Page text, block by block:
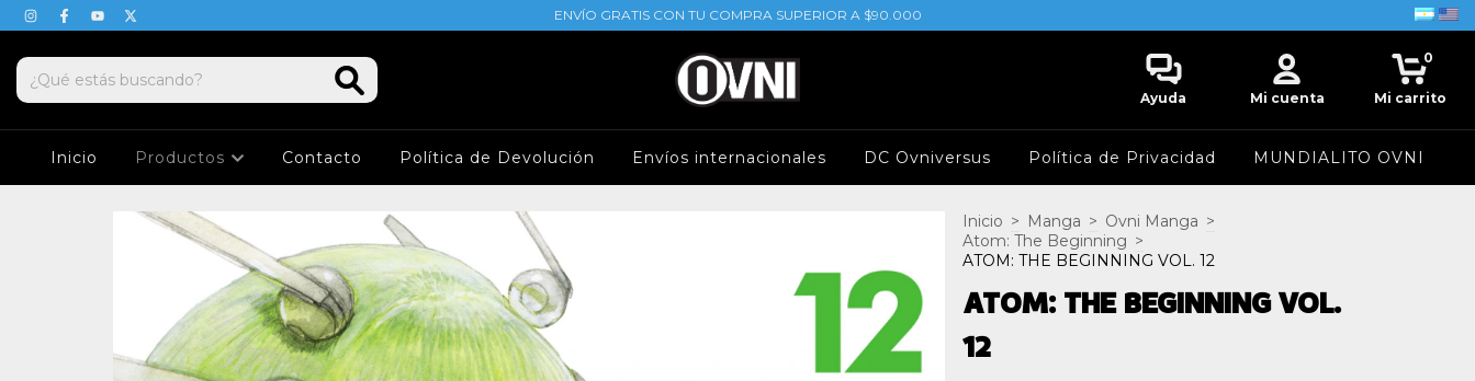
ENVÍO GRATIS CON TU COMPRA SUPERIOR A $90.000
Ayuda Mi cuenta Mi carrito
0
Inicio Productos Contacto Política de Devolución Envíos internacionales DC Ovniversus Política de Privacidad MUNDIALITO OVNI
Inicio > Manga > Ovni Manga >
Atom: The Beginning >
ATOM: THE BEGINNING VOL. 12
ATOM: THE BEGINNING VOL.
12